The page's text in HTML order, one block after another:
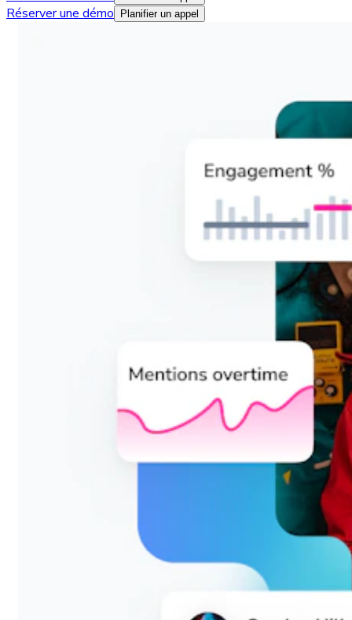
Réserver une démo Planifier un appel